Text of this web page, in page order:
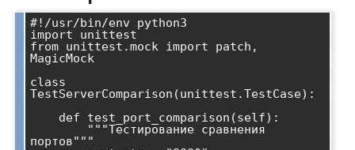
#!/usr/bin/env python3
import unittest
from unittest.mock import patch,
MagicMock
class
TestServerComparison(unittest.TestCase):
портов"""